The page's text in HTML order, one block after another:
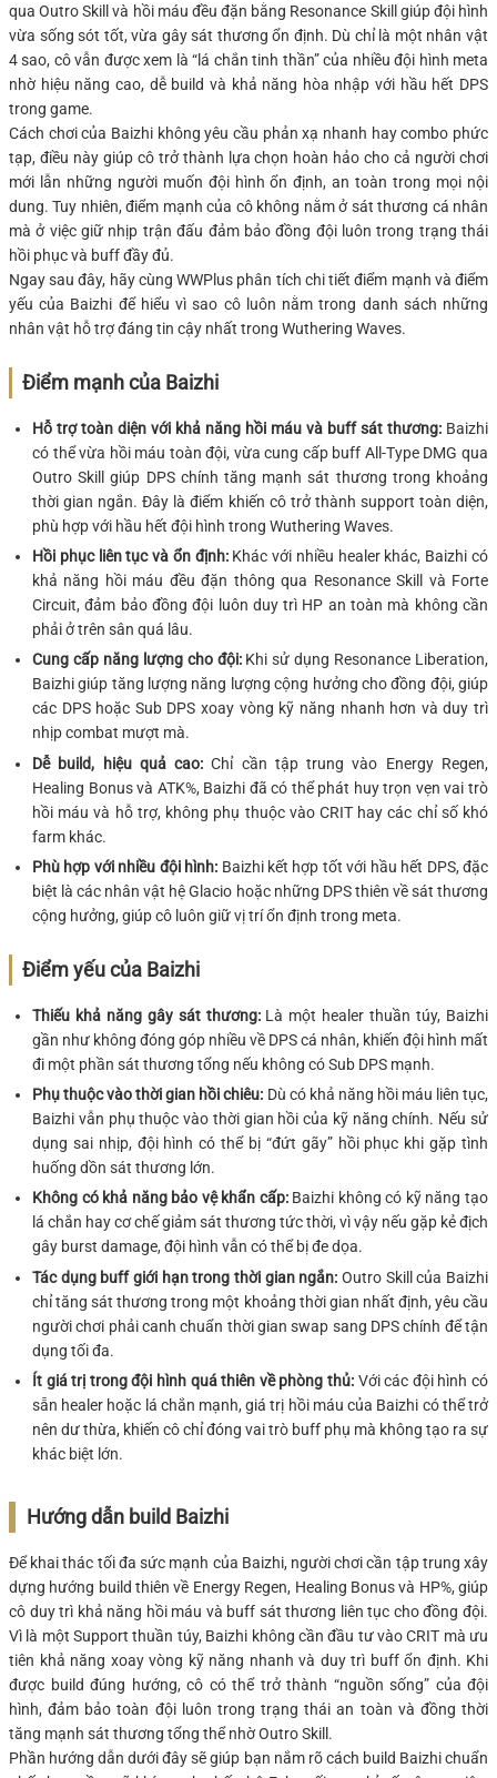
qua Outro Skill và hồi máu đều đặn bằng Resonance Skill giúp đội hình
vừa sống sót tốt, vừa gây sát thương ổn định. Dù chỉ là một nhân vật
4 sao, cô vẫn được xem là “lá chắn tinh thần” của nhiều đội hình meta
nhờ hiệu năng cao, dễ build và khả năng hòa nhập với hầu hết DPS
trong game.
Cách chơi của Baizhi không yêu cầu phản xạ nhanh hay combo phức
tạp, điều này giúp cô trở thành lựa chọn hoàn hảo cho cả người chơi
mới lẫn những người muốn đội hình ổn định, an toàn trong mọi nội
dung. Tuy nhiên, điểm mạnh của cô không nằm ở sát thương cá nhân
mà ở việc giữ nhịp trận đấu đảm bảo đồng đội luôn trong trạng thái
hồi phục và buff đầy đủ.
Ngay sau đây, hãy cùng WWPlus phân tích chi tiết điểm mạnh và điểm
yếu của Baizhi để hiểu vì sao cô luôn nằm trong danh sách những
nhân vật hỗ trợ đáng tin cậy nhất trong Wuthering Waves.
Điểm mạnh của Baizhi
Hỗ trợ toàn diện với khả năng hồi máu và buff sát thương: Baizhi
có thể vừa hồi máu toàn đội, vừa cung cấp buff All-Type DMG qua
Outro Skill giúp DPS chính tăng mạnh sát thương trong khoảng
thời gian ngắn. Đây là điểm khiến cô trở thành support toàn diện,
phù hợp với hầu hết đội hình trong Wuthering Waves.
Hồi phục liên tục và ổn định:Khác với nhiều healer khác, Baizhi có
khả năng hồi máu đều đặn thông qua Resonance Skill và Forte
Circuit, đảm bảo đồng đội luôn duy trì HP an toàn mà không cần
phải ở trên sân quá lâu.
Cung cấp năng lượng cho đội:Khi sử dụng Resonance Liberation,
Baizhi giúp tăng lượng năng lượng cộng hưởng cho đồng đội, giúp
các DPS hoặc Sub DPS xoay vòng kỹ năng nhanh hơn và duy trì
nhịp combat mượt mà.
Dễ build, hiệu quả cao: Chỉ cần tập trung vào Energy Regen,
Healing Bonus và ATK%, Baizhi đã có thể phát huy trọn vẹn vai trò
hồi máu và hỗ trợ, không phụ thuộc vào CRIT hay các chỉ số khó
farm khác.
Phù hợp với nhiều đội hình: Baizhi kết hợp tốt với hầu hết DPS, đặc
biệt là các nhân vật hệ Glacio hoặc những DPS thiên về sát thương
cộng hưởng, giúp cô luôn giữ vị trí ổn định trong meta.
Điểm yếu của Baizhi
Thiếu khả năng gây sát thương:Là một healer thuần túy, Baizhi
gần như không đóng góp nhiều về DPS cá nhân, khiến đội hình mất
đi một phần sát thương tổng nếu không có Sub DPS mạnh.
Phụ thuộc vào thời gian hồi chiêu: Dù có khả năng hồi máu liên tục,
Baizhi vẫn phụ thuộc vào thời gian hồi của kỹ năng chính. Nếu sử
dụng sai nhịp, đội hình có thể bị “đứt gãy” hồi phục khi gặp tình
huống dồn sát thương lớn.
Không có khả năng bảo vệ khẩn cấp:Baizhi không có kỹ năng tạo
lá chắn hay cơ chế giảm sát thương tức thời, vì vậy nếu gặp kẻ địch
gây burst damage, đội hình vẫn có thể bị đe dọa.
Tác dụng buff giới hạn trong thời gian ngắn: Outro Skill của Baizhi
chỉ tăng sát thương trong một khoảng thời gian nhất định, yêu cầu
người chơi phải canh chuẩn thời gian swap sang DPS chính để tận
dụng tối đa.
Ít giá trị trong đội hình quá thiên về phòng thủ: Với các đội hình có
sẵn healer hoặc lá chắn mạnh, giá trị hồi máu của Baizhi có thể trở
nên dư thừa, khiến cô chỉ đóng vai trò buff phụ mà không tạo ra sự
khác biệt lớn.
Hướng dẫn build Baizhi
Để khai thác tối đa sức mạnh của Baizhi, người chơi cần tập trung xây
dựng hướng build thiên về Energy Regen, Healing Bonus và HP%, giúp
cô duy trì khả năng hồi máu và buff sát thương liên tục cho đồng đội.
Vì là một Support thuần túy, Baizhi không cần đầu tư vào CRIT mà ưu
tiên khả năng xoay vòng kỹ năng nhanh và duy trì buff ổn định. Khi
được build đúng hướng, cô có thể trở thành “nguồn sống” của đội
hình, đảm bảo toàn đội luôn trong trạng thái an toàn và đồng thời
tăng mạnh sát thương tổng thể nhờ Outro Skill.
Phần hướng dẫn dưới đây sẽ giúp bạn nắm rõ cách build Baizhi chuẩn